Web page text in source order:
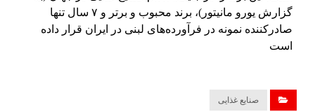
گزارش یورو مانیتور)، برند محبوب و برتر و ۷ سال تنها
صادرکننده نمونه در فرآورده‌های لبنی در ایران قرار داده
است
صنایع غذایی